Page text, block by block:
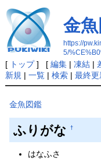
金
https://
5/
[ トップ] [ 編集| 凍結|
新規 | 一覧| 検索| 最終更
金魚図鑑
ふりがな †
はなふさ